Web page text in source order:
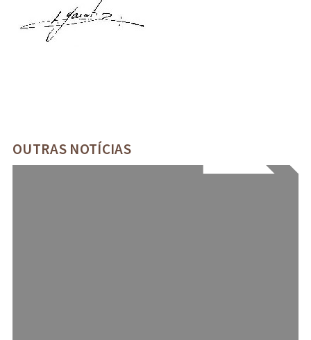
OUTRAS NOTÍCIAS